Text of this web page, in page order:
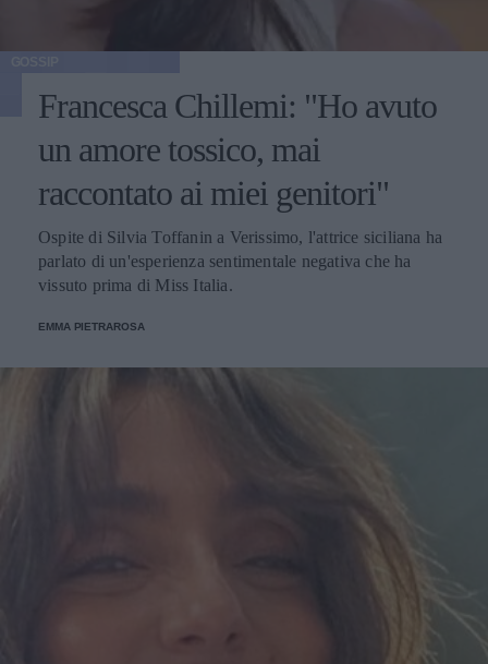
Francesca Chillemi: "Ho avuto
un amore tossico, mai
raccontato ai miei genitori"
Ospite di Silvia Toffanin a Verissimo, l'attrice siciliana ha
parlato di un'esperienza sentimentale negativa che ha
vissuto prima di Miss Italia.
EMMA PIETRAROSA